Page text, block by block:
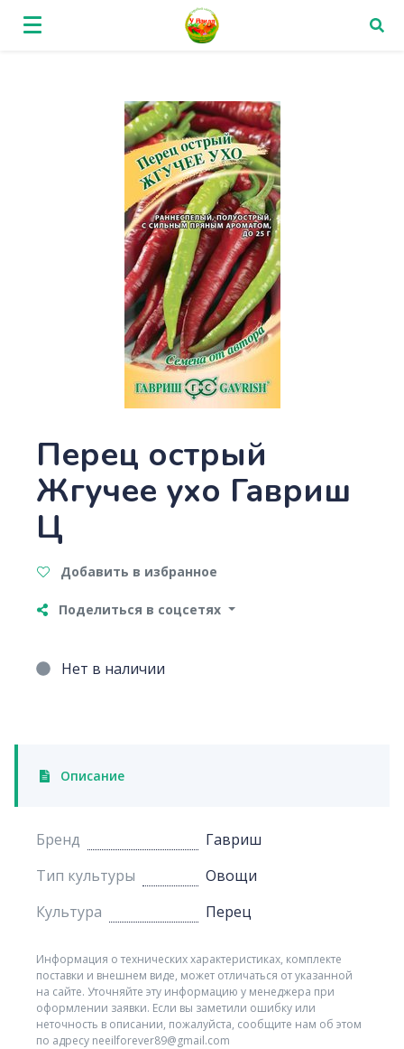
Перец острый
Жгучее ухо Гавриш
Ц
Добавить в избранное
Поделиться в соцсетях
Нет в наличии
Описание
Бренд
Гавриш
Тип культуры
Овощи
Культура
Перец
Информация о технических характеристиках, комплекте
поставки и внешнем виде, может отличаться от указанной
на сайте. Уточняйте эту информацию у менеджера при
оформлении заявки. Если вы заметили ошибку или
неточность в описании, пожалуйста, сообщите нам об этом
по адресу neeilforever89@gmail.com